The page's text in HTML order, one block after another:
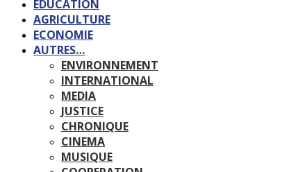
EDUCATION
AGRICULTURE
ECONOMIE
AUTRES…
ENVIRONNEMENT
INTERNATIONAL
MEDIA
JUSTICE
CHRONIQUE
CINEMA
MUSIQUE